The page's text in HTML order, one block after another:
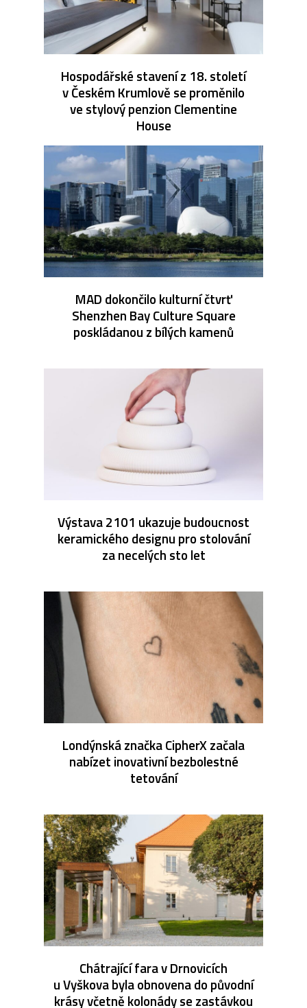
Hospodářské stavení z 18. století
v Českém Krumlově se proměnilo
ve stylový penzion Clementine
House
MAD dokončilo kulturní čtvrť
Shenzhen Bay Culture Square
poskládanou z bílých kamenů
Výstava 2101 ukazuje budoucnost
keramického designu pro stolování
za necelých sto let
Londýnská značka CipherX začala
nabízet inovativní bezbolestné
tetování
Chátrající fara v Drnovicích
u Vyškova byla obnovena do původní
krásy včetně kolonády se zastávkou